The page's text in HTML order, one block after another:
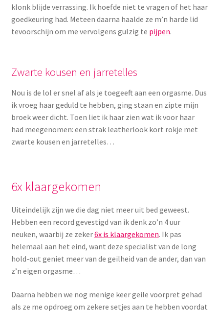
klonk blijde verrassing. Ik hoefde niet te vragen of het haar
goedkeuring had. Meteen daarna haalde ze m’n harde lid
tevoorschijn om me vervolgens gulzig te pijpen.
Zwarte kousen en jarretelles
Nou is de lol er snel af als je toegeeft aan een orgasme. Dus
ik vroeg haar geduld te hebben, ging staan en zipte mijn
broek weer dicht. Toen liet ik haar zien wat ik voor haar
had meegenomen: een strak leatherlook kort rokje met
zwarte kousen en jarretelles…
6x klaargekomen
Uiteindelijk zijn we die dag niet meer uit bed geweest.
Hebben een record gevestigd van ik denk zo’n 4 uur
neuken, waarbij ze zeker6x is klaargekomen. Ik pas
helemaal aan het eind, want deze specialist van de long
hold-out geniet meer van de geilheid van de ander, dan van
z’n eigen orgasme…
Daarna hebben we nog menige keer geile voorpret gehad
als ze me opdroeg om zekere setjes aan te hebben voordat